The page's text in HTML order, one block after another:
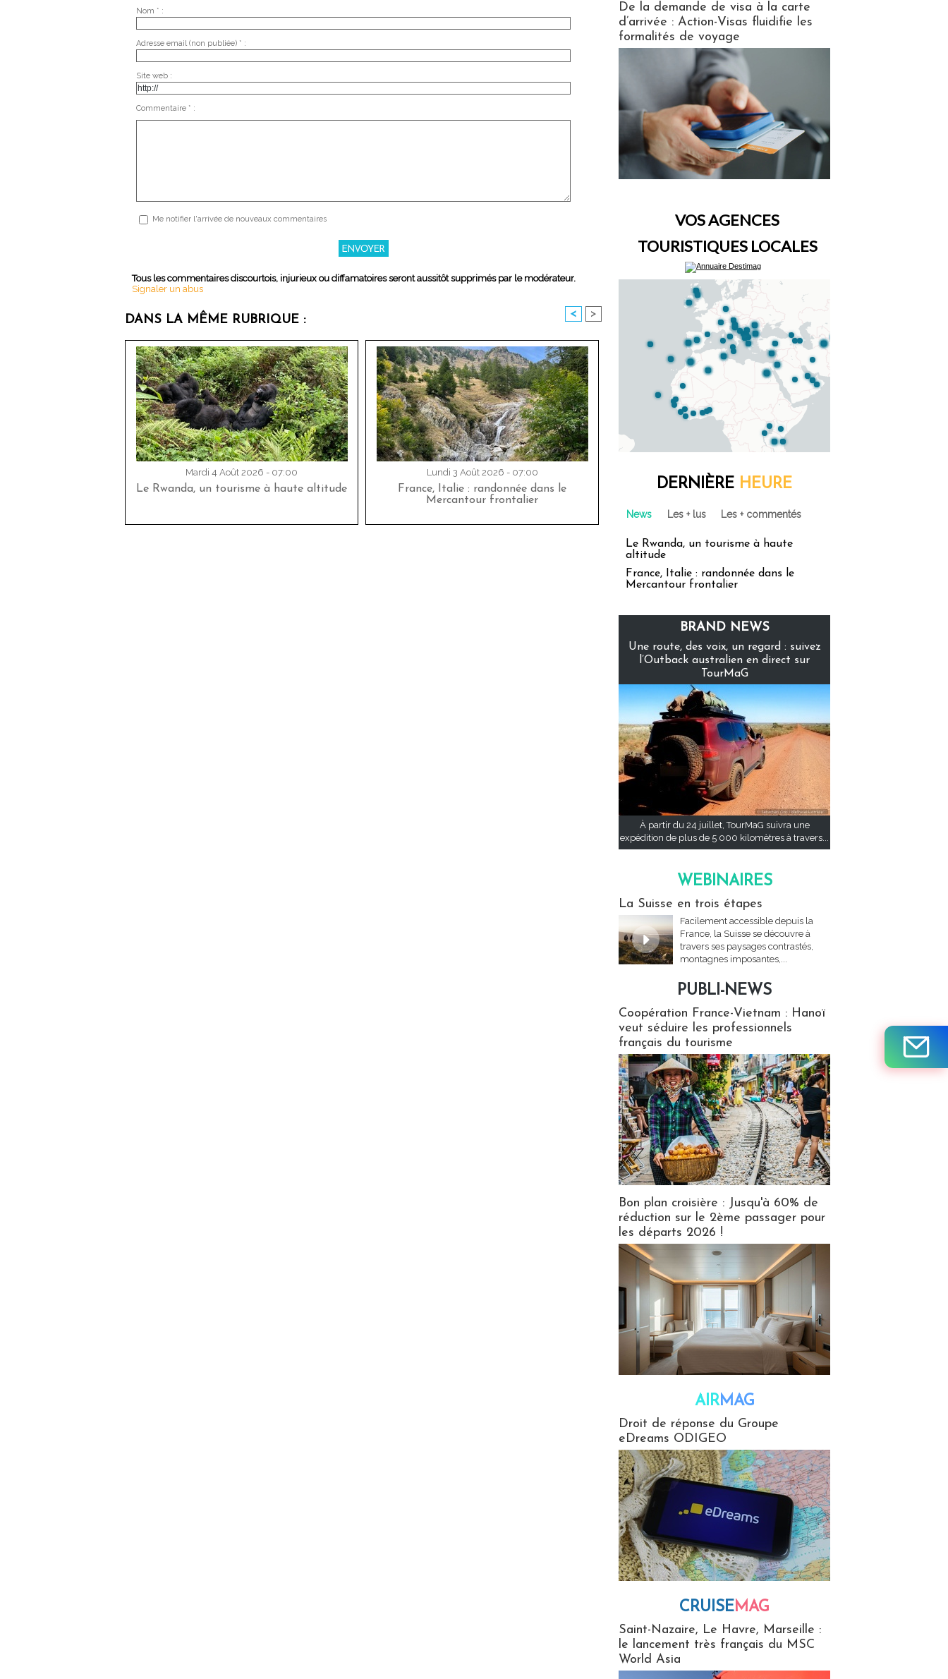
Nom * :
Adresse email (non publiée) * :
Site web :
Commentaire * :
Me notifier l'arrivée de nouveaux commentaires
Tous les commentaires discourtois, injurieux ou diffamatoires seront aussitôt supprimés par le modérateur.
Signaler un abus
DANS LA MÊME RUBRIQUE : < >
Mardi 4 Août 2026 - 07:00
Le Rwanda, un tourisme à haute altitude
Lundi 3 Août 2026 - 07:00
France, Italie : randonnée dans le
Mercantour frontalier
De la demande de visa à la carte
d’arrivée : Action-Visas fluidifie les
formalités de voyage
VOS AGENCES
TOURISTIQUES LOCALES
DERNIÈRE HEURE
News Les + lus Les + commentés
Le Rwanda, un tourisme à haute
altitude
France, Italie : randonnée dans le
Mercantour frontalier
BRAND NEWS
Une route, des voix, un regard : suivez
l’Outback australien en direct sur
TourMaG
À partir du 24 juillet, TourMaG suivra une
expédition de plus de 5 000 kilomètres à travers...
WEBINAIRES
La Suisse en trois étapes
Facilement accessible depuis la
France, la Suisse se découvre à
travers ses paysages contrastés,
montagnes imposantes,...
PUBLI-NEWS
Coopération France-Vietnam : Hanoï
veut séduire les professionnels
français du tourisme
Bon plan croisière : Jusqu'à 60% de
réduction sur le 2ème passager pour
les départs 2026 !
AIRMAG
Droit de réponse du Groupe
eDreams ODIGEO
CRUISEMAG
Saint-Nazaire, Le Havre, Marseille :
le lancement très français du MSC
World Asia